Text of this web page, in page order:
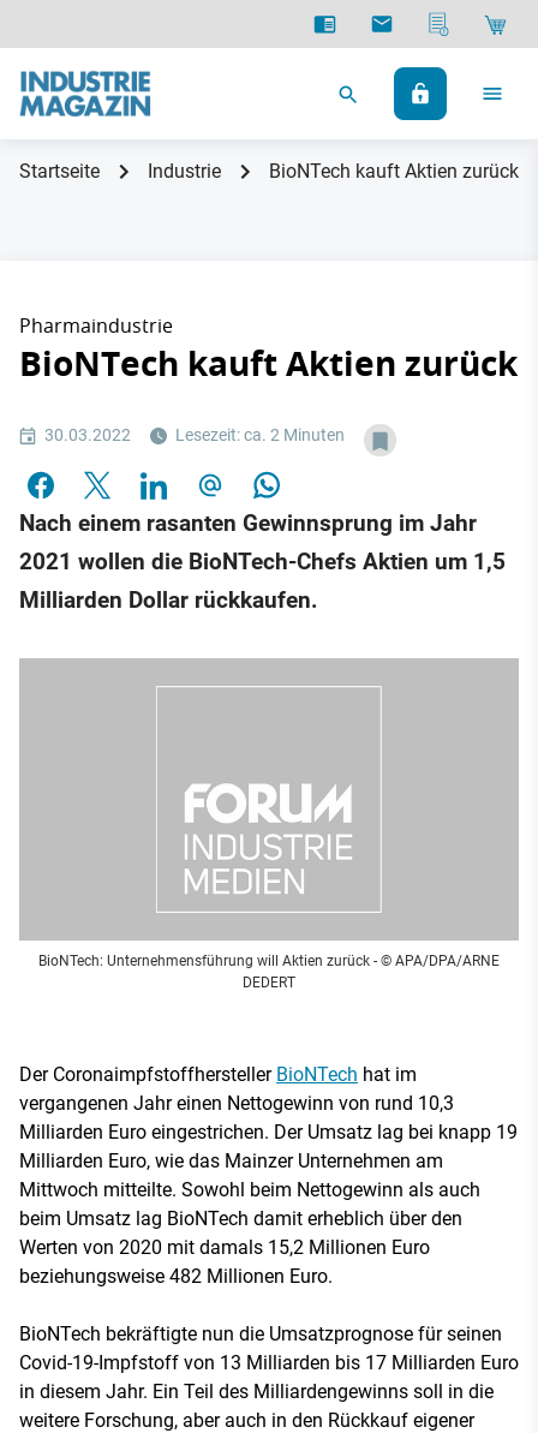
Startseite Industrie BioNTech kauft Aktien zurück
Pharmaindustrie
BioNTech kauft Aktien zurück
30.03.2022 Lesezeit: ca. 2 Minuten
Nach einem rasanten Gewinnsprung im Jahr
2021 wollen die BioNTech-Chefs Aktien um 1,5
Milliarden Dollar rückkaufen.
BioNTech: Unternehmensführung will Aktien zurück - © APA/DPA/ARNE
DEDERT
Der Coronaimpfstoffhersteller BioNTech hat im
vergangenen Jahr einen Nettogewinn von rund 10,3
Milliarden Euro eingestrichen. Der Umsatz lag bei knapp 19
Milliarden Euro, wie das Mainzer Unternehmen am
Mittwoch mitteilte. Sowohl beim Nettogewinn als auch
beim Umsatz lag BioNTech damit erheblich über den
Werten von 2020 mit damals 15,2 Millionen Euro
beziehungsweise 482 Millionen Euro.
BioNTech bekräftigte nun die Umsatzprognose für seinen
Covid-19-Impfstoff von 13 Milliarden bis 17 Milliarden Euro
in diesem Jahr. Ein Teil des Milliardengewinns soll in die
weitere Forschung, aber auch in den Rückkauf eigener